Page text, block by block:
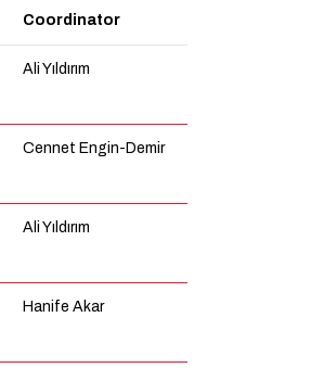
Coordinator
Ali Yıldırım
Cennet Engin-Demir
Ali Yıldırım
Hanife Akar